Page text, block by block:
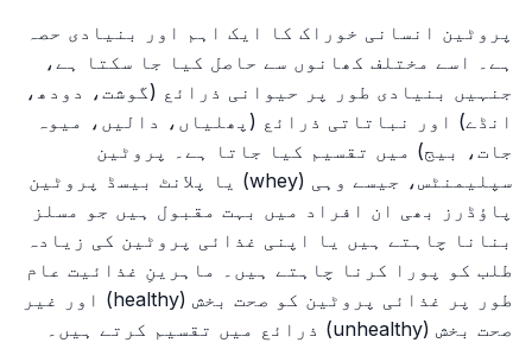
پروٹین انسانی خوراک کا ایک اہم اور بنیادی حصہ
ہے۔ اسے مختلف کھانوں سے حاصل کیا جا سکتا ہے،
جنہیں بنیادی طور پر حیوانی ذرائع (گوشت، دودھ،
انڈے) اور نباتاتی ذرائع (پھلیاں، دالیں، میوہ
جات، بیج) میں تقسیم کیا جاتا ہے۔ پروٹین
سپلیمنٹس، جیسے وہی (whey) یا پلانٹ بیسڈ پروٹین
پاؤڈرز بھی ان افراد میں بہت مقبول ہیں جو مسلز
بنانا چاہتے ہیں یا اپنی غذائی پروٹین کی زیادہ
طلب کو پورا کرنا چاہتے ہیں۔ ماہرینِ غذائیت عام
طور پر غذائی پروٹین کو صحت بخش (healthy) اور غیر
صحت بخش (unhealthy) ذرائع میں تقسیم کرتے ہیں۔